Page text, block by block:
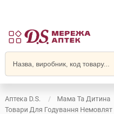
Аптека D.S.
Мама Та Дитина
Товари Для Годування Немовлят